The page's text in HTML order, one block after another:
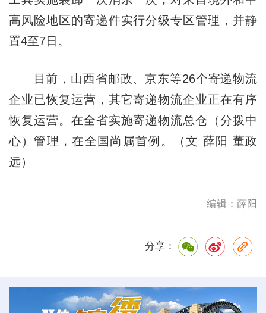
高风险地区的寄递件实行分级专区管理，并静
置4至7日。
目前，山西省邮政、京东等26个寄递物流
企业已恢复运营，其它寄递物流企业正在有序
恢复运营。在全省实施寄递物流总仓（分拨中
心）管理，在全国尚属首例。（文 薛阳 董政
远）
编辑：薛阳
分享：